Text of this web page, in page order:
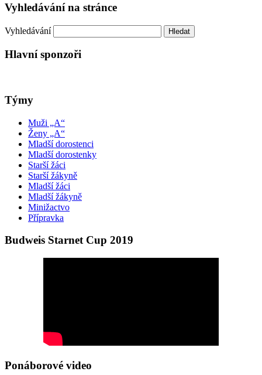
Vyhledávání na stránce
Vyhledávání
Hlavní sponzoři
Týmy
Muži „A“
Ženy „A“
Mladší dorostenci
Mladší dorostenky
Starší žáci
Starší žákyně
Mladší žáci
Mladší žákyně
Minižactvo
Přípravka
Budweis Starnet Cup 2019
Ponáborové video